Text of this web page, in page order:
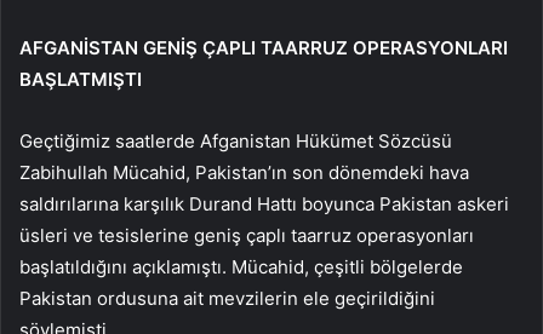
AFGANİSTAN GENİŞ ÇAPLI TAARRUZ OPERASYONLARI
BAŞLATMIŞTI
Geçtiğimiz saatlerde Afganistan Hükümet Sözcüsü
Zabihullah Mücahid, Pakistan’ın son dönemdeki hava
saldırılarına karşılık Durand Hattı boyunca Pakistan askeri
üsleri ve tesislerine geniş çaplı taarruz operasyonları
başlatıldığını açıklamıştı. Mücahid, çeşitli bölgelerde
Pakistan ordusuna ait mevzilerin ele geçirildiğini